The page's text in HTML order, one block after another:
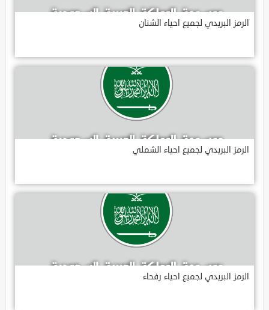
الرمز البريدي لجميع احياء الشنان
الرمز البريدي لجميع احياء الشملي
الرمز البريدي لجميع احياء رفحاء